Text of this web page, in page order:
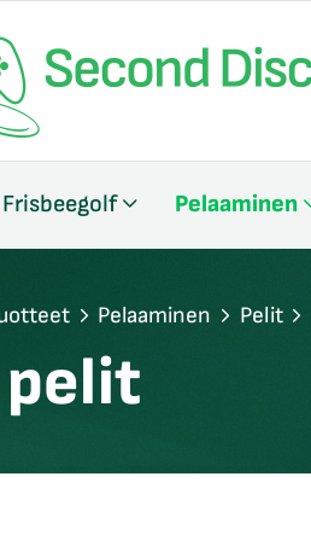
Frisbeegolf Pelaaminen
Pelaaminen Pelit
pelit